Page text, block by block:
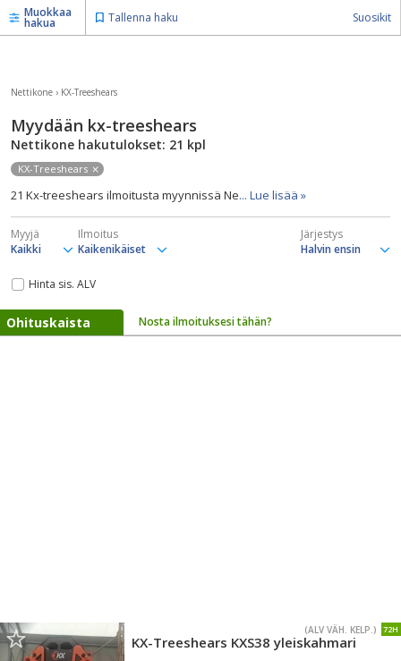
Muokkaa
hakua Tallenna haku Suosikit
Nettikone › KX-Treeshears
Myydään kx-treeshears
Nettikone hakutulokset: 21 kpl
KX-Treeshears
21 Kx-treeshears ilmoitusta myynnissä Ne... Lue lisää »
Myyjä Ilmoitus Järjestys
Hinta sis. ALV
Ohituskaista Nosta ilmoituksesi tähän?
72H
(ALV VÄH. KELP.)
KX-Treeshears KXS38 yleiskahmari